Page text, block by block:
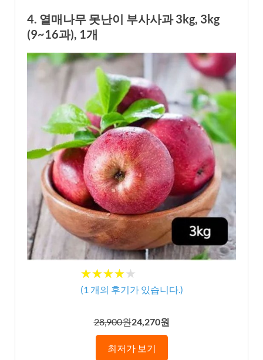
4. 열매나무 못난이 부사사과 3kg, 3kg
(9~16과), 1개
★★★★★
★★★★★
(1 개의 후기가 있습니다.)
28,900원24,270원
최저가 보기